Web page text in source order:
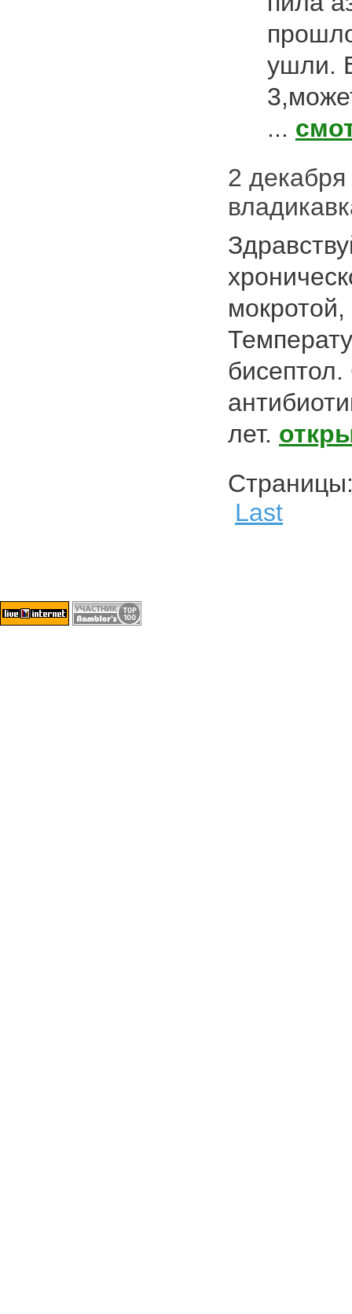
ушли.
...
2
лет.
Last